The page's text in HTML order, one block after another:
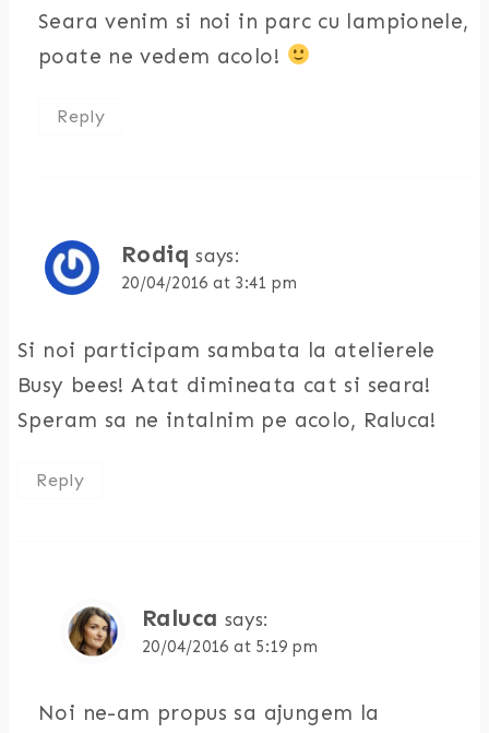
Seara venim si noi in parc cu lampionele,
poate ne vedem acolo!
Reply
Rodiq says:
20/04/2016 at 3:41 pm
Si noi participam sambata la atelierele
Busy bees! Atat dimineata cat si seara!
Speram sa ne intalnim pe acolo, Raluca!
Reply
Raluca says:
20/04/2016 at 5:19 pm
Noi ne-am propus sa ajungem la